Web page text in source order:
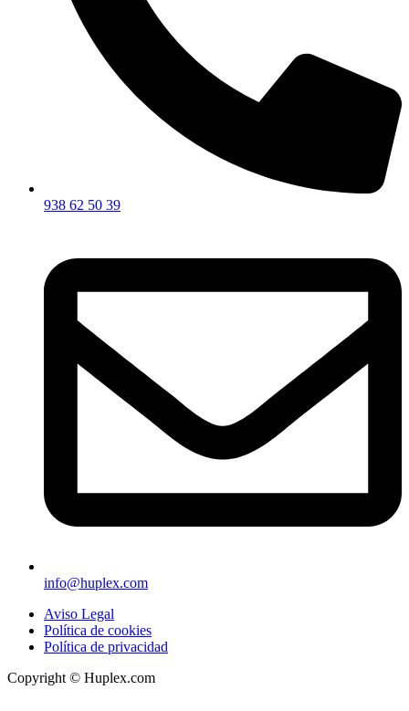
938 62 50 39
info@huplex.com
Aviso Legal
Política de cookies
Política de privacidad
Copyright © Huplex.com